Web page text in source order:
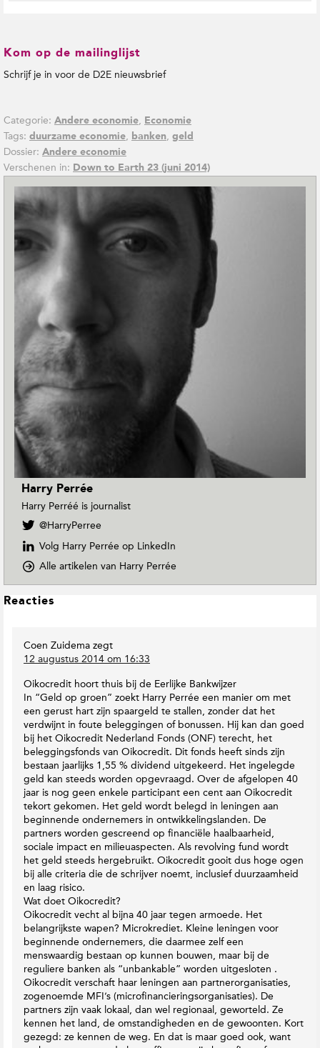
Kom op de mailinglijst
Schrijf je in voor de D2E nieuwsbrief
Categorie: Andere economie, Economie
Tags: duurzame economie, banken, geld
Dossier: Andere economie
Verschenen in: Down to Earth 23 (juni 2014)
Harry Perrée
Harry Perréé is journalist
V
g
r
P
e
r
é
e
o
p
T
w
i
t
e
r
@HarryPerree
Volg Harry Perrée op LinkedIn
Alle artikelen van Harry Perrée
a
r
t
h
M
a
g
a
z
i
n
e
LReacties
Coen Zuidema zegt
12 augustus 2014 om 16:33
Oikocredit hoort thuis bij de Eerlijke Bankwijzer
In “Geld op groen” zoekt Harry Perrée een manier om met
een gerust hart zijn spaargeld te stallen, zonder dat het
verdwijnt in foute beleggingen of bonussen. Hij kan dan goed
bij het Oikocredit Nederland Fonds (ONF) terecht, het
beleggingsfonds van Oikocredit. Dit fonds heeft sinds zijn
bestaan jaarlijks 1,55 % dividend uitgekeerd. Het ingelegde
geld kan steeds worden opgevraagd. Over de afgelopen 40
jaar is nog geen enkele participant een cent aan Oikocredit
tekort gekomen. Het geld wordt belegd in leningen aan
beginnende ondernemers in ontwikkelingslanden. De
partners worden gescreend op financiële haalbaarheid,
sociale impact en milieuaspecten. Als revolving fund wordt
het geld steeds hergebruikt. Oikocredit gooit dus hoge ogen
bij alle criteria die de schrijver noemt, inclusief duurzaamheid
en laag risico.
Wat doet Oikocredit?
Oikocredit vecht al bijna 40 jaar tegen armoede. Het
belangrijkste wapen? Microkrediet. Kleine leningen voor
beginnende ondernemers, die daarmee zelf een
menswaardig bestaan op kunnen bouwen, maar bij de
reguliere banken als “unbankable” worden uitgesloten .
Oikocredit verschaft haar leningen aan partnerorganisaties,
zogenoemde MFI’s (microfinancieringsorganisaties). De
partners zijn vaak lokaal, dan wel regionaal, geworteld. Ze
kennen het land, de omstandigheden en de gewoonten. Kort
gezegd: ze kennen de weg. En dat is maar goed ook, want